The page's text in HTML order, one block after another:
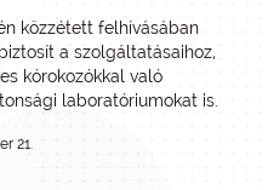
közzétett felhívásában
a szolgáltatásaihoz,
kórokozókkal való
laboratóriumokat is.
21.